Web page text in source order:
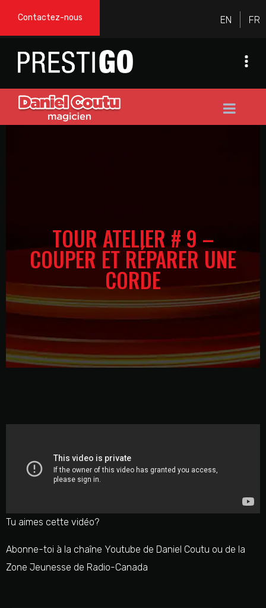
Contactez-nous
TOUR ATELIER # 9 –
COUPER ET RÉPARER UNE
CORDE
Tu aimes cette vidéo?
Abonne-toi à la chaîne Youtube de Daniel Coutu ou de la
Zone Jeunesse de Radio-Canada